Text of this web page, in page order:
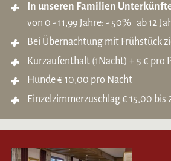
In unseren Familien
von 0 - 11,99 Jahre: - 50% ab 12
Bei Übernachtung mit Frühstück
Kurzaufenthalt (1Nacht) + 5 € pro
Hunde € 10,00 pro Nacht
Einzelzimmerzuschlag € 15,00